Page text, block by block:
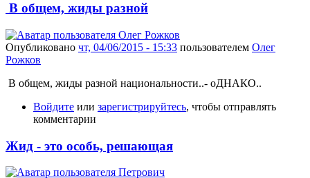
В общем, жиды разной
Опубликовано чт, 04/06/2015 - 15:33 пользователем Олег
Рожков
В общем, жиды разной национальности..- оДНАКО..
Войдите или зарегистрируйтесь, чтобы отправлять
комментарии
Жид - это особь, решающая